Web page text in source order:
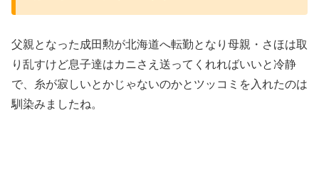
父親となった成田勲が北海道へ転勤となり母親・さほは取
り乱すけど息子達はカニさえ送ってくれればいいと冷静
で、糸が寂しいとかじゃないのかとツッコミを入れたのは
馴染みましたね。